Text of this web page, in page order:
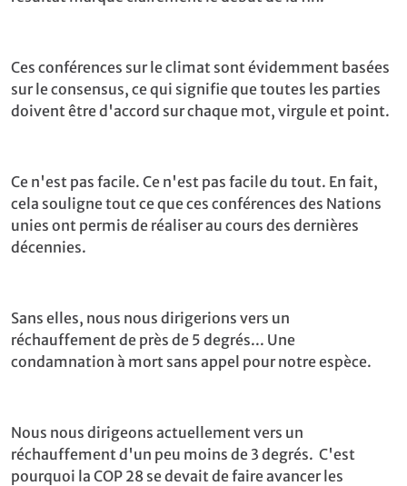
Ces conférences sur le climat sont évidemment basées
sur le consensus, ce qui signifie que toutes les parties
doivent être d'accord sur chaque mot, virgule et point.
Ce n'est pas facile. Ce n'est pas facile du tout. En fait,
cela souligne tout ce que ces conférences des Nations
unies ont permis de réaliser au cours des dernières
décennies.
Sans elles, nous nous dirigerions vers un
réchauffement de près de 5 degrés... Une
condamnation à mort sans appel pour notre espèce.
Nous nous dirigeons actuellement vers un
réchauffement d'un peu moins de 3 degrés. C'est
pourquoi la COP 28 se devait de faire avancer les